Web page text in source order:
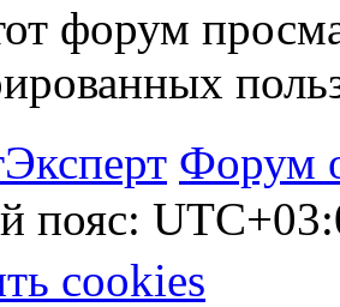
форум
Форум
пояс:
cookies